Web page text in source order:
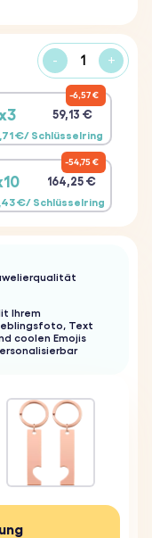
- +
59,13 €
€/ Schlüsselring
6,57 €
164,25 €
€/ Schlüsselring
54,75 €
Ihrem
Text
coolen Emojis